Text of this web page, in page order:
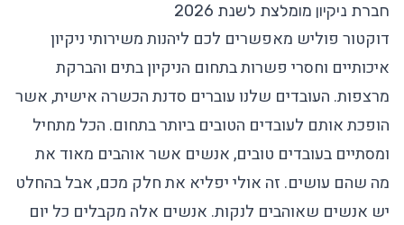
חברת ניקיון מומלצת לשנת 2026
דוקטור פוליש מאפשרים לכם ליהנות משירותי ניקיון
איכותיים וחסרי פשרות בתחום הניקיון בתים והברקת
מרצפות. העובדים שלנו עוברים סדנת הכשרה אישית, אשר
הופכת אותם לעובדים הטובים ביותר בתחום. הכל מתחיל
ומסתיים בעובדים טובים, אנשים אשר אוהבים מאוד את
מה שהם עושים. זה אולי יפליא את חלק מכם, אבל בהחלט
יש אנשים שאוהבים לנקות. אנשים אלה מקבלים כל יום